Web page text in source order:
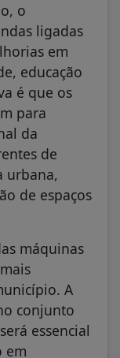
o
ligadas
em
educação
é que os
para
da
de
urbana,
de espaços
máquinas
A
conjunto
essencial
em